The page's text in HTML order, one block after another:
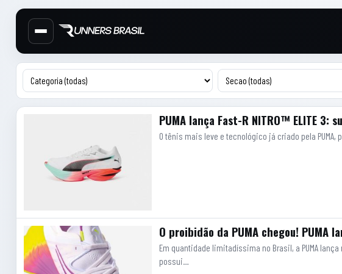
Cabecalho do site
Menu lateral de secoes
Conteudo principal
Artigos PUMA lança Fast-R NITRO™ ELITE
O tênis mais leve e tecnológico já criado pela
O proibidão da PUMA chegou! PUMA
Em quantidade limitadíssima no Brasil, a PUMA lança
possui…